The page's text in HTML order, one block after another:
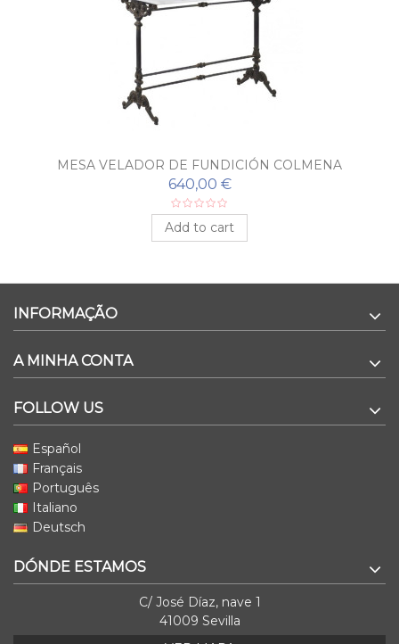
MESA VELADOR DE FUNDICIÓN COLMENA
640,00 €
Add to cart
INFORMAÇÃO
A MINHA CONTA
FOLLOW US
Español
Français
Português
Italiano
Deutsch
DÓNDE ESTAMOS
C/ José Díaz, nave 1
41009 Sevilla